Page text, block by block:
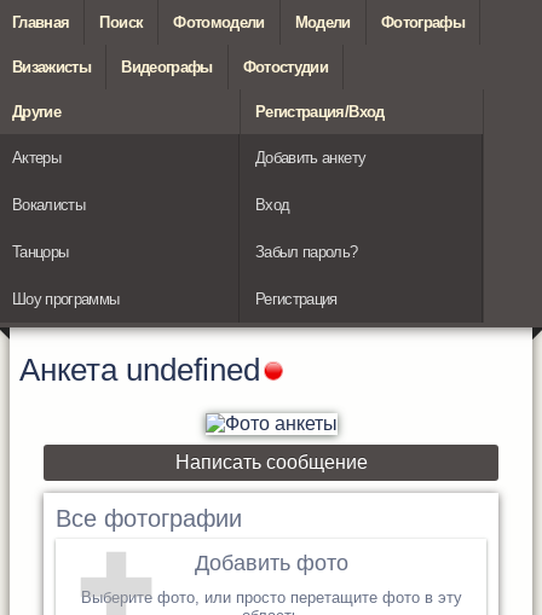
Главная Поиск Фотомодели Модели Фотографы
Визажисты Видеографы Фотостудии
Другие
Актеры
Вокалисты
Танцоры
Шоу программы
Регистрация/Вход
Добавить анкету
Вход
Забыл пароль?
Регистрация
Анкета undefined
Написать сообщение
Все фотографии
Добавить фото
Выберите фото, или просто перетащите фото в эту